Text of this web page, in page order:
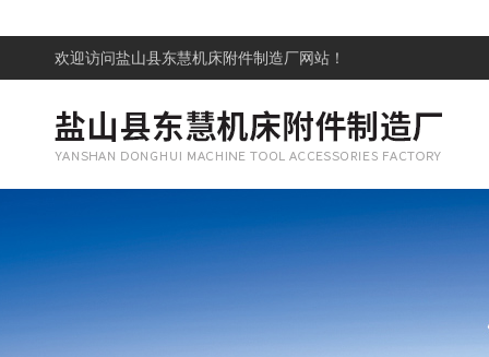
欢迎访问盐山县东慧机床附件制造厂网站！